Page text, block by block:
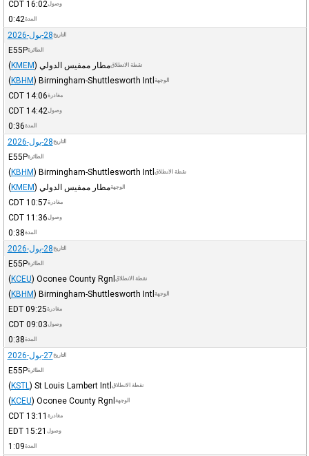
وصول 16:02
CDT
المدة0:42
التاريخ28-يول-2026
الطائرةE55P
نقطة الانطلاقمطار ممفيس الدولي (KMEM)
الوجهة Birmingham-Shuttlesworth Intl
(KBHM)
مغادرة14:06
CDT
وصول 14:42
CDT
المدة0:36
التاريخ28-يول-2026
الطائرةE55P
نقطة الانطلاق Birmingham-Shuttlesworth Intl
(KBHM)
الوجهةمطار ممفيس الدولي (KMEM)
مغادرة10:57
CDT
وصول 11:36
CDT
المدة0:38
التاريخ28-يول-2026
الطائرةE55P
نقطة الانطلاق Oconee County Rgnl
(KCEU)
الوجهة Birmingham-Shuttlesworth Intl
(KBHM)
مغادرة09:25
EDT
وصول 09:03
CDT
المدة0:38
التاريخ27-يول-2026
الطائرةE55P
نقطة الانطلاق St Louis Lambert Intl
(KSTL )
الوجهة Oconee County Rgnl
(KCEU)
مغادرة 13:11
CDT
وصول 15:21
EDT
المدة1:09